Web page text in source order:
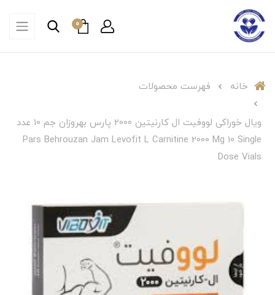
0
خانه فهرست محصولات
ویال خوراکی لووفیت ال کارنیتین 2000 پارس بهروزان جم 10 عدد
Pars Behrouzan Jam Levofit L Carnitine 2000 Mg 10 Single
Dose Vials